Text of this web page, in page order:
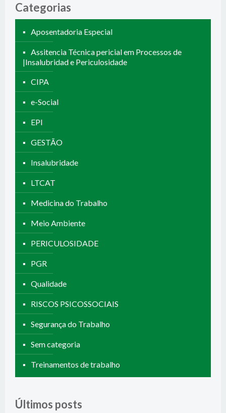
Categorias
Aposentadoria Especial
Assitencia Técnica pericial em Processos de
|Insalubridad e Periculosidade
CIPA
e-Social
EPI
GESTÃO
Insalubridade
LTCAT
Medicina do Trabalho
Meio Ambiente
PERICULOSIDADE
PGR
Qualidade
RISCOS PSICOSSOCIAIS
Segurança do Trabalho
Sem categoria
Treinamentos de trabalho
Últimos posts